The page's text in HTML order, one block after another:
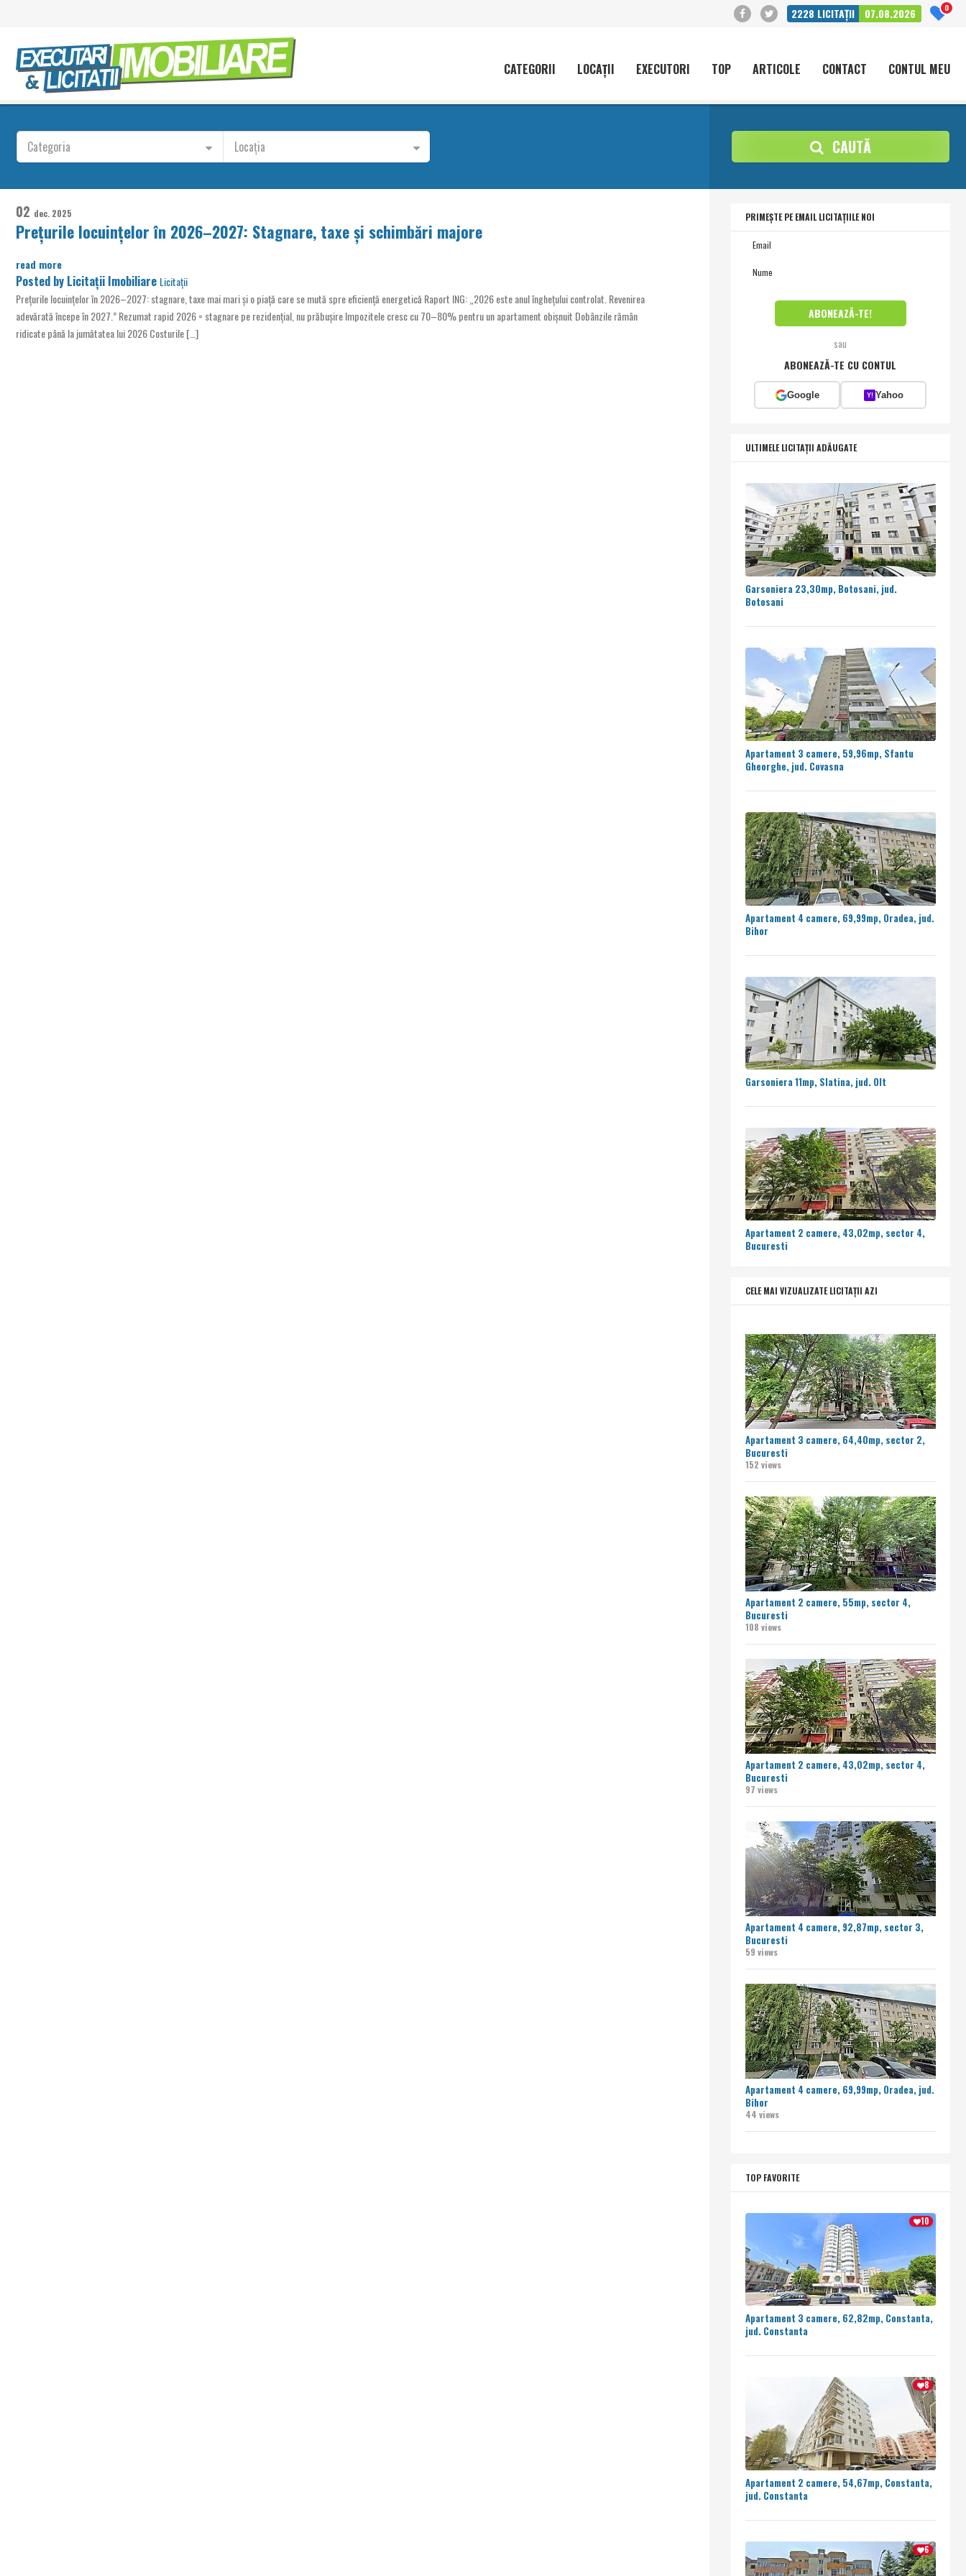
2228 LICITAȚII 07.08.2026 0
CATEGORII LOCAȚII EXECUTORI TOP ARTICOLE CONTACT CONTUL MEU
Categoria Locația CAUTĂ
02 dec. 2025
Prețurile locuințelor în 2026–2027: Stagnare, taxe și schimbări majore
read more
Posted by Licitații Imobiliare Licitații
Prețurile locuințelor în 2026–2027: stagnare, taxe mai mari și o piață care se mută spre eficiență energetică Raport ING: „2026 este anul înghețului controlat. Revenirea
adevărată începe în 2027.” Rezumat rapid 2026 = stagnare pe rezidențial, nu prăbușire Impozitele cresc cu 70–80% pentru un apartament obișnuit Dobânzile rămân
ridicate până la jumătatea lui 2026 Costurile […]
PRIMEȘTE PE EMAIL LICITAȚIILE NOI
sau
ABONEAZĂ-TE CU CONTUL
Google Y! Yahoo
ULTIMELE LICITAȚII ADĂUGATE
Garsoniera 23,30mp, Botosani, jud.
Botosani
Apartament 3 camere, 59,96mp, Sfantu
Gheorghe, jud. Covasna
Apartament 4 camere, 69,99mp, Oradea, jud.
Bihor
Garsoniera 11mp, Slatina, jud. Olt
Apartament 2 camere, 43,02mp, sector 4,
Bucuresti
CELE MAI VIZUALIZATE LICITAȚII AZI
Apartament 3 camere, 64,40mp, sector 2,
Bucuresti
152 views
Apartament 2 camere, 55mp, sector 4,
Bucuresti
108 views
Apartament 2 camere, 43,02mp, sector 4,
Bucuresti
97 views
Apartament 4 camere, 92,87mp, sector 3,
Bucuresti
59 views
Apartament 4 camere, 69,99mp, Oradea, jud.
Bihor
44 views
TOP FAVORITE
10
Apartament 3 camere, 62,82mp, Constanta,
jud. Constanta
8
Apartament 2 camere, 54,67mp, Constanta,
jud. Constanta
6